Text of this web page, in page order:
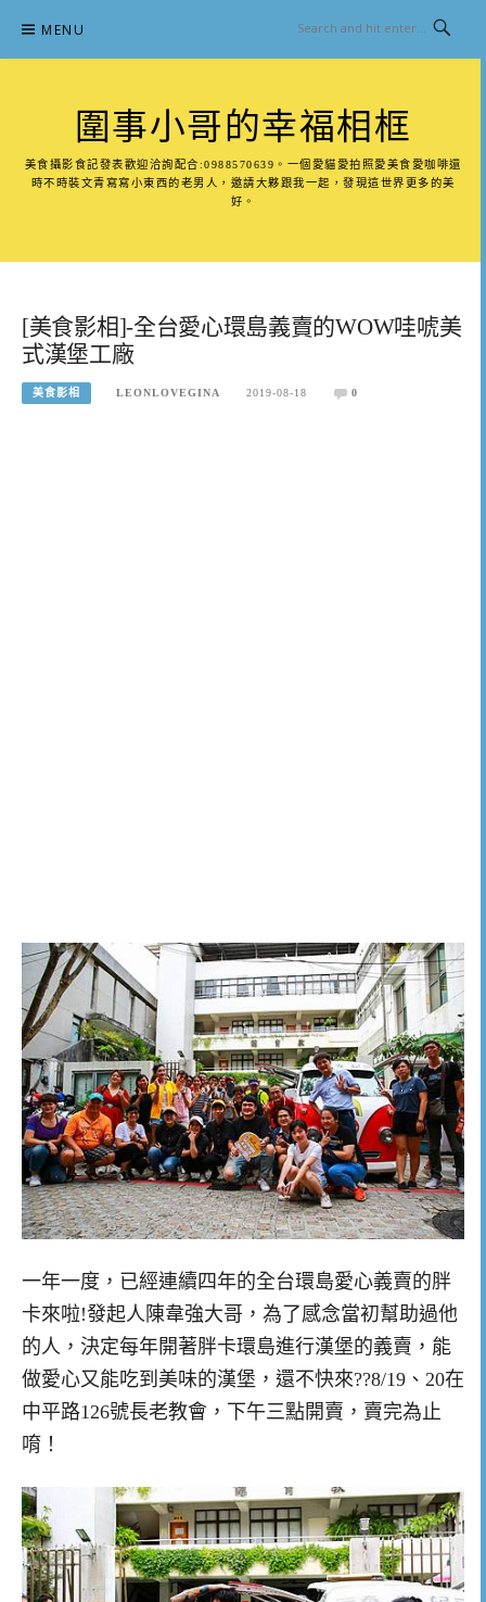
content
MENU
圍事小哥的幸福相框
美食攝影食記發表歡迎洽詢配合:0988570639。一個愛貓愛拍照愛美食愛咖啡還
時不時裝文青寫寫小東西的老男人，邀請大夥跟我一起，發現這世界更多的美
好。
[美食影相]-全台愛心環島義賣的WOW哇唬美
式漢堡工廠
美食影相 LEONLOVEGINA 2019-08-18 0
一年一度，已經連續四年的全台環島愛心義賣的胖
卡來啦!發起人陳韋強大哥，為了感念當初幫助過他
的人，決定每年開著胖卡環島進行漢堡的義賣，能
做愛心又能吃到美味的漢堡，還不快來??8/19、20在
中平路126號長老教會，下午三點開賣，賣完為止
唷！